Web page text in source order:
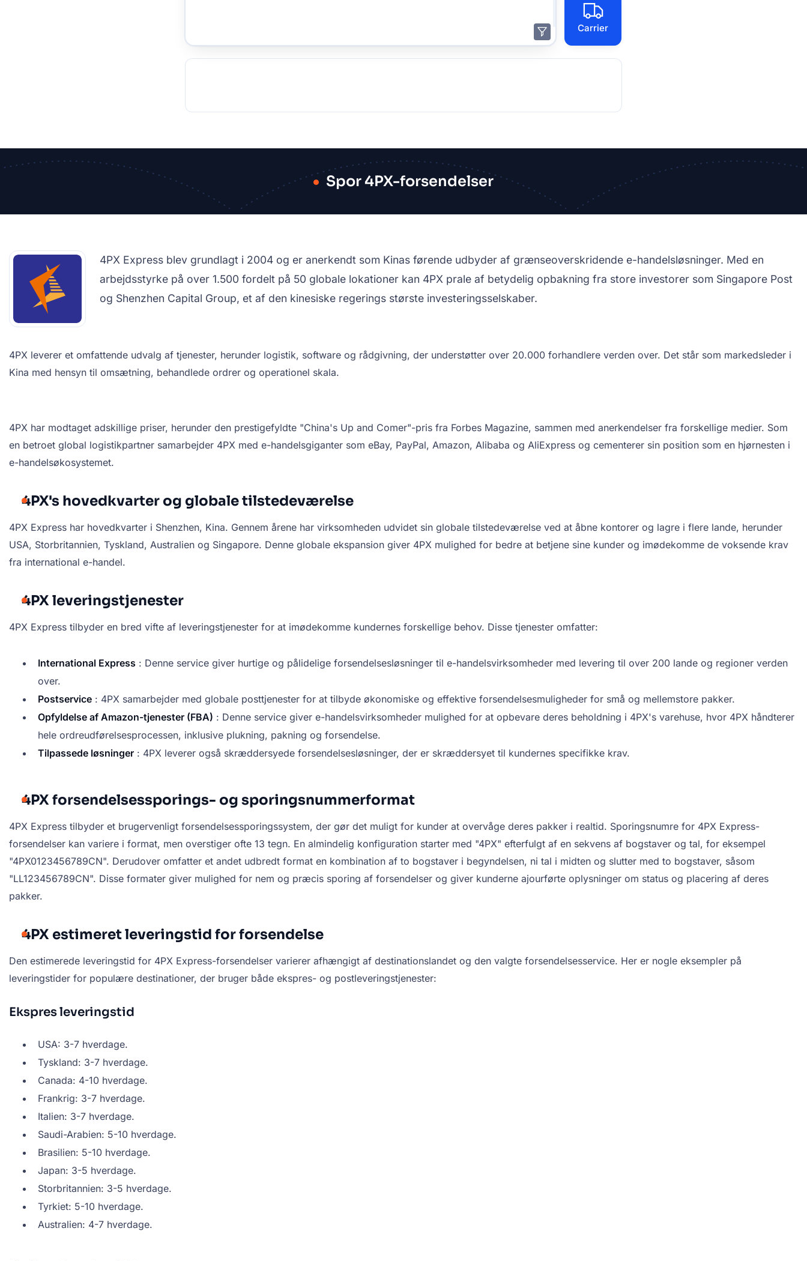
Carrier
Spor 4PX-forsendelser
4PX Express blev grundlagt i 2004 og er anerkendt som Kinas førende udbyder af grænseoverskridende e-handelsløsninger. Med en
arbejdsstyrke på over 1.500 fordelt på 50 globale lokationer kan 4PX prale af betydelig opbakning fra store investorer som Singapore Post
og Shenzhen Capital Group, et af den kinesiske regerings største investeringsselskaber.
4PX leverer et omfattende udvalg af tjenester, herunder logistik, software og rådgivning, der understøtter over 20.000 forhandlere verden over. Det står som markedsleder i
Kina med hensyn til omsætning, behandlede ordrer og operationel skala.
4PX har modtaget adskillige priser, herunder den prestigefyldte "China's Up and Comer"-pris fra Forbes Magazine, sammen med anerkendelser fra forskellige medier. Som
en betroet global logistikpartner samarbejder 4PX med e-handelsgiganter som eBay, PayPal, Amazon, Alibaba og AliExpress og cementerer sin position som en hjørnesten i
e-handelsøkosystemet.
4PX's hovedkvarter og globale tilstedeværelse
4PX Express har hovedkvarter i Shenzhen, Kina. Gennem årene har virksomheden udvidet sin globale tilstedeværelse ved at åbne kontorer og lagre i flere lande, herunder
USA, Storbritannien, Tyskland, Australien og Singapore. Denne globale ekspansion giver 4PX mulighed for bedre at betjene sine kunder og imødekomme de voksende krav
fra international e-handel.
4PX leveringstjenester
4PX Express tilbyder en bred vifte af leveringstjenester for at imødekomme kundernes forskellige behov. Disse tjenester omfatter:
International Express : Denne service giver hurtige og pålidelige forsendelsesløsninger til e-handelsvirksomheder med levering til over 200 lande og regioner verden
over.
Postservice : 4PX samarbejder med globale posttjenester for at tilbyde økonomiske og effektive forsendelsesmuligheder for små og mellemstore pakker.
Opfyldelse af Amazon-tjenester (FBA) : Denne service giver e-handelsvirksomheder mulighed for at opbevare deres beholdning i 4PX's varehuse, hvor 4PX håndterer
hele ordreudførelsesprocessen, inklusive plukning, pakning og forsendelse.
Tilpassede løsninger : 4PX leverer også skræddersyede forsendelsesløsninger, der er skræddersyet til kundernes specifikke krav.
4PX forsendelsessporings- og sporingsnummerformat
4PX Express tilbyder et brugervenligt forsendelsessporingssystem, der gør det muligt for kunder at overvåge deres pakker i realtid. Sporingsnumre for 4PX Express-
forsendelser kan variere i format, men overstiger ofte 13 tegn. En almindelig konfiguration starter med "4PX" efterfulgt af en sekvens af bogstaver og tal, for eksempel
"4PX0123456789CN". Derudover omfatter et andet udbredt format en kombination af to bogstaver i begyndelsen, ni tal i midten og slutter med to bogstaver, såsom
"LL123456789CN". Disse formater giver mulighed for nem og præcis sporing af forsendelser og giver kunderne ajourførte oplysninger om status og placering af deres
pakker.
4PX estimeret leveringstid for forsendelse
Den estimerede leveringstid for 4PX Express-forsendelser varierer afhængigt af destinationslandet og den valgte forsendelsesservice. Her er nogle eksempler på
leveringstider for populære destinationer, der bruger både ekspres- og postleveringstjenester:
Ekspres leveringstid
USA: 3-7 hverdage.
Tyskland: 3-7 hverdage.
Canada: 4-10 hverdage.
Frankrig: 3-7 hverdage.
Italien: 3-7 hverdage.
Saudi-Arabien: 5-10 hverdage.
Brasilien: 5-10 hverdage.
Japan: 3-5 hverdage.
Storbritannien: 3-5 hverdage.
Tyrkiet: 5-10 hverdage.
Australien: 4-7 hverdage.